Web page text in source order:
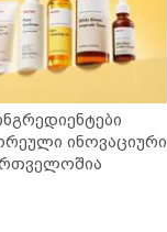
ინოვაციური